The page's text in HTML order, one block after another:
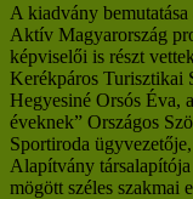
A kiadvány
Aktív Magyarország
képviselői is részt
Kerékpáros
Hegyesiné Orsós Éva,
éveknek” Országos
Sportiroda
Alapítvány
mögött széles szakmai